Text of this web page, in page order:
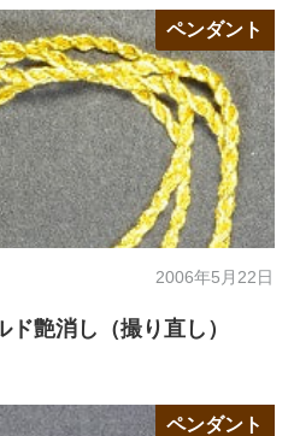
ペンダント
2006年5月22日
艶消し（撮り直し）
ペンダント